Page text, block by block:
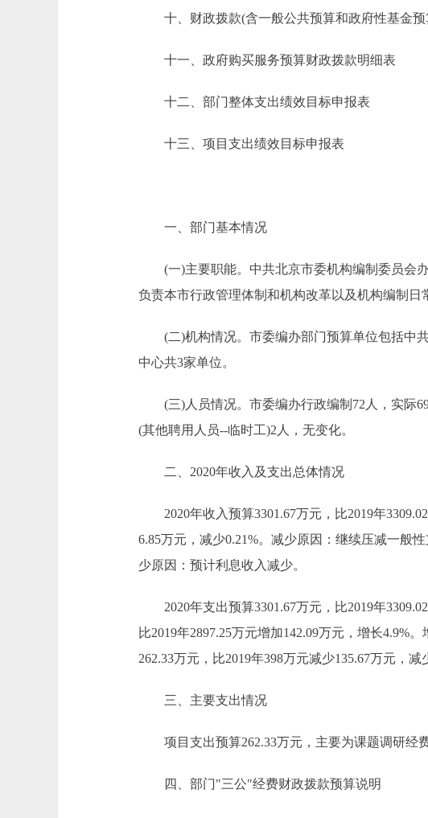
十、财政拨款(含一般公共预算和政府性基金预
十一、政府购买服务预算财政拨款明细表
十二、部门整体支出绩效目标申报表
十三、项目支出绩效目标申报表
一、部门基本情况
(一)主要职能。中共北京市委机构编制委员会办
负责本市行政管理体制和机构改革以及机构编制日
(二)机构情况。市委编办部门预算单位包括中共
中心共3家单位。
(三)人员情况。市委编办行政编制72人，实际69
(其他聘用人员--临时工)2人，无变化。
二、2020年收入及支出总体情况
2020年收入预算3301.67万元，比2019年3309.02
6.85万元，减少0.21%。减少原因：继续压减一般
少原因：预计利息收入减少。
2020年支出预算3301.67万元，比2019年3309.02
比2019年2897.25万元增加142.09万元，增长4.9%
262.33万元，比2019年398万元减少135.67万元，
三、主要支出情况
项目支出预算262.33万元，主要为课题调研经
四、部门"三公"经费财政拨款预算说明